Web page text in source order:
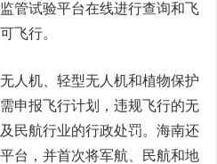
管试验平台在线进行查询和飞
飞行。
人机、轻型无人机和植物保护
申报飞行计划，违规飞行的无
民航行业的行政处罚。海南还
台，并首次将军航、民航和地